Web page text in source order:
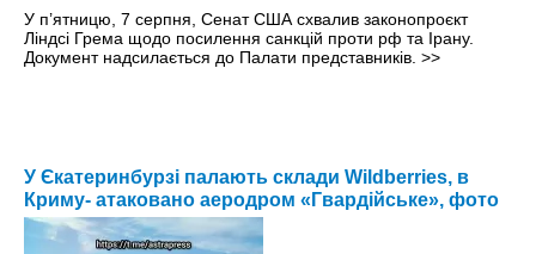
У п’ятницю, 7 серпня, Сенат США схвалив законопроєкт
Ліндсі Грема щодо посилення санкцій проти рф та Ірану.
Документ надсилається до Палати представників. >>
У Єкатеринбурзі палають склади Wildberries, в
Криму- атаковано аеродром «Гвардійське», фото